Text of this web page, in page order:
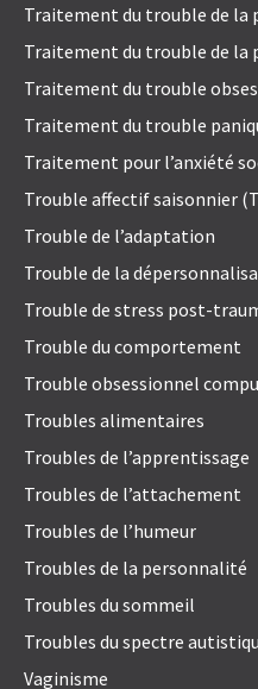
Traitement du trouble de
Traitement du trouble de la
Traitement du trouble
Traitement du trouble
Traitement pour l’anxiété
Trouble affectif saisonnier
Trouble de l’adaptation
Trouble de la
Trouble de stress post-
Trouble du comportement
Trouble obsessionnel
Troubles alimentaires
Troubles de l’apprentissage
Troubles de l’attachement
Troubles de l’humeur
Troubles de la personnalité
Troubles du sommeil
Troubles du spectre
Vaginisme